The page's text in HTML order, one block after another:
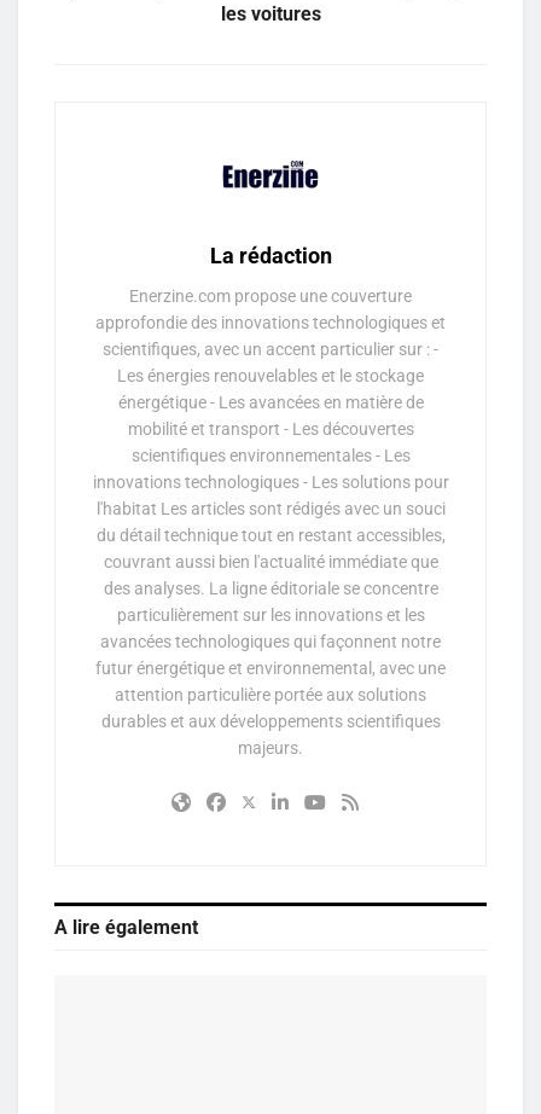
les voitures
La rédaction
Enerzine.com propose une couverture
approfondie des innovations technologiques et
scientifiques, avec un accent particulier sur : -
Les énergies renouvelables et le stockage
énergétique - Les avancées en matière de
mobilité et transport - Les découvertes
scientifiques environnementales - Les
innovations technologiques - Les solutions pour
l'habitat Les articles sont rédigés avec un souci
du détail technique tout en restant accessibles,
couvrant aussi bien l'actualité immédiate que
des analyses. La ligne éditoriale se concentre
particulièrement sur les innovations et les
avancées technologiques qui façonnent notre
futur énergétique et environnemental, avec une
attention particulière portée aux solutions
durables et aux développements scientifiques
majeurs.
A lire également